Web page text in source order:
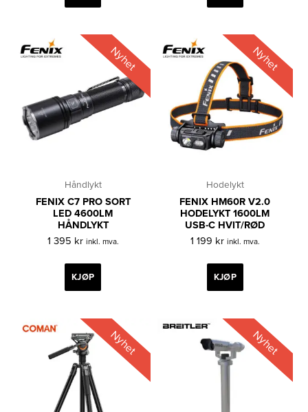
Nyhet
Håndlykt
FENIX C7 PRO SORT
LED 4600LM
HÅNDLYKT
1 395 kr inkl. mva.
KJØP
Nyhet
Hodelykt
FENIX HM60R V2.0
HODELYKT 1600LM
USB-C HVIT/RØD
1 199 kr inkl. mva.
KJØP
Nyhet Nyhet